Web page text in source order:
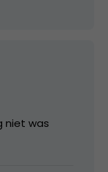
niet was